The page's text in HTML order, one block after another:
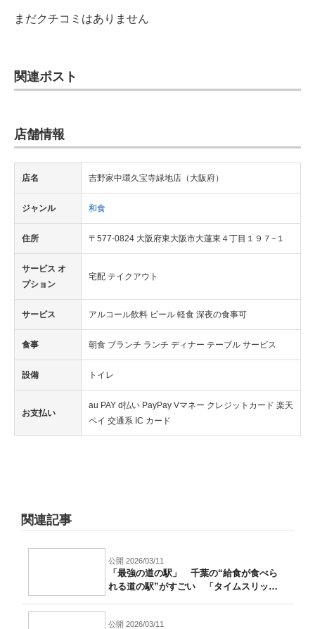
ちょっと気になるネットの話題
まだクチコミはありません
関連ポスト
店舗情報
店名 吉野家中環久宝寺緑地店（大阪府）
ジャンル 和食
住所 〒577-0824 大阪府東大阪市大蓮東４丁目１９７−１
サービス オ
プション
宅配 テイクアウト
サービス アルコール飲料 ビール 軽食 深夜の食事可
食事 朝食 ブランチ ランチ ディナー テーブル サービス
設備 トイレ
お支払い
au PAY d払い PayPay Vマネー クレジットカード 楽天
ペイ 交通系 IC カード
関連記事
公開 2026/03/11
「最強の道の駅」 千葉の“給食が食べら
れる道の駅”がすごい 「タイムスリップ
公開 2026/03/11